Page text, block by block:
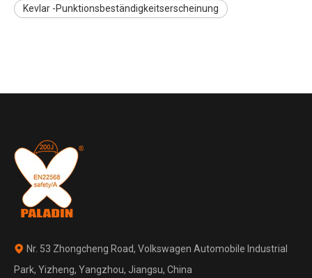
Kevlar -Punktionsbeständigkeitserscheinung
 Nr. 53 Zhongcheng Road, Volkswagen Automobile Industrial
Park, Yizheng, Yangzhou, Jiangsu, China